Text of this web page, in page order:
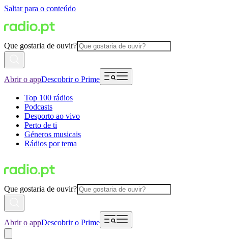
Saltar para o conteúdo
Que gostaria de ouvir?
Abrir o appDescobrir o Prime
Top 100 rádios
Podcasts
Desporto ao vivo
Perto de ti
Géneros musicais
Rádios por tema
Que gostaria de ouvir?
Abrir o appDescobrir o Prime